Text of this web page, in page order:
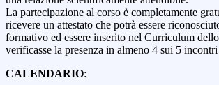
La partecipazione al corso è completamente
ricevere un attestato che potrà essere
formativo ed essere inserito nel Curriculum
verificasse la presenza in almeno 4 sui 5
CALENDARIO: